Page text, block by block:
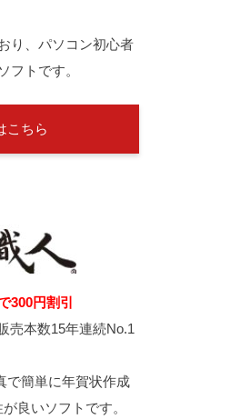
り、パソコン初心者
フトです。
こちら
300円割引
売本数15年連続No.1
で簡単に年賀状作成
良いソフトです。